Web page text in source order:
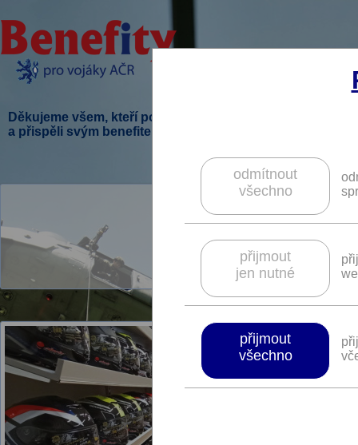
Děkujeme všem, kteří podpořili tento projekt
a přispěli svým benefitem.
odmítnout
všechno
přijmout
jen nutné
přijmout
všechno
V tomto kraji je